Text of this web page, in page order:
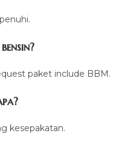
paket include BBM.
kesepakatan.